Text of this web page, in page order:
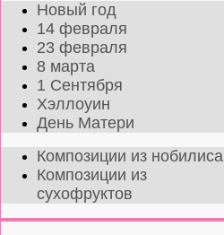
Новый год
14 февраля
23 февраля
8 марта
1 Сентября
Хэллоуин
День Матери
Композиции из нобилиса
Композиции из
сухофруктов